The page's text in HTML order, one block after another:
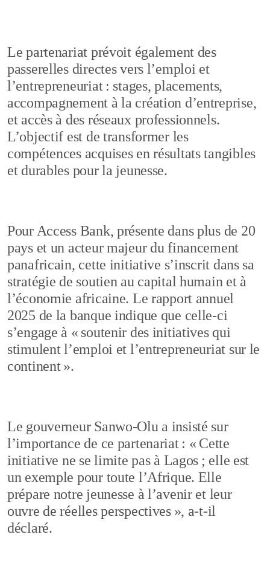
Le partenariat prévoit également des
passerelles directes vers l’emploi et
l’entrepreneuriat : stages, placements,
accompagnement à la création d’entreprise,
et accès à des réseaux professionnels.
L’objectif est de transformer les
compétences acquises en résultats tangibles
et durables pour la jeunesse.
Pour Access Bank, présente dans plus de 20
pays et un acteur majeur du financement
panafricain, cette initiative s’inscrit dans sa
stratégie de soutien au capital humain et à
l’économie africaine. Le rapport annuel
2025 de la banque indique que celle-ci
s’engage à « soutenir des initiatives qui
stimulent l’emploi et l’entrepreneuriat sur le
continent ».
Le gouverneur Sanwo-Olu a insisté sur
l’importance de ce partenariat : « Cette
initiative ne se limite pas à Lagos ; elle est
un exemple pour toute l’Afrique. Elle
prépare notre jeunesse à l’avenir et leur
ouvre de réelles perspectives », a-t-il
déclaré.